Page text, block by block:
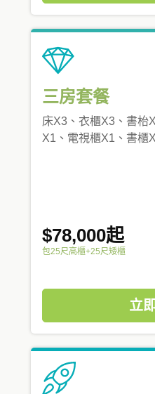
三房套餐
床X3、衣櫃X3、書枱
X1、電視櫃X1、書櫃
$78,000起
包25尺高櫃+25尺矮櫃
立